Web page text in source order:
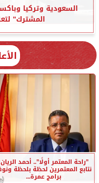
السعودية وتركيا
المشترك”
”راحة المعتمر أولًا”.. أحمد
نتابع المعتمرين لحظة بلحظة
برامج عمرة...